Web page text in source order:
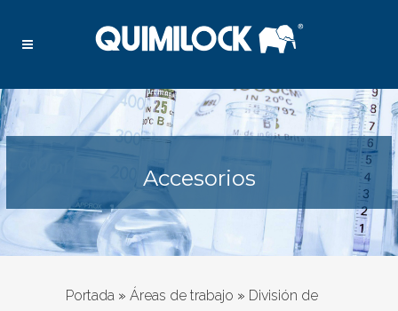
Accesorios
Portada » Áreas de trabajo » División de